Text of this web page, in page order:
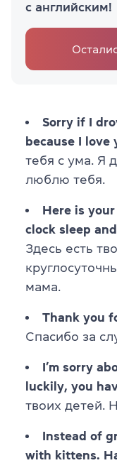
с английским!
Sorry if I
because I love
тебя с ума. Я
люблю тебя.
Here is
clock sleep
Здесь есть
мама.
Thank you
Спасибо за
I’m sorry
luckily, you
твоих детей.
Instead of
with kittens.